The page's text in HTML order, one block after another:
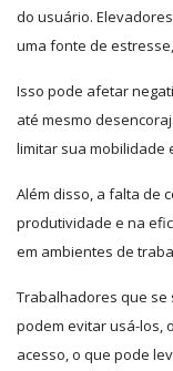
do usuário.
uma fonte de
Isso pode afetar
até mesmo
limitar sua mobilidade
Além disso, a falta de
produtividade e na
em ambientes de
Trabalhadores que
podem evitar usá-los,
acesso, o que pode